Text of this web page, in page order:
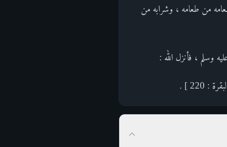
من طعامه ، وشرابه من
وسلم ، فأنزل الله :
220 ] .